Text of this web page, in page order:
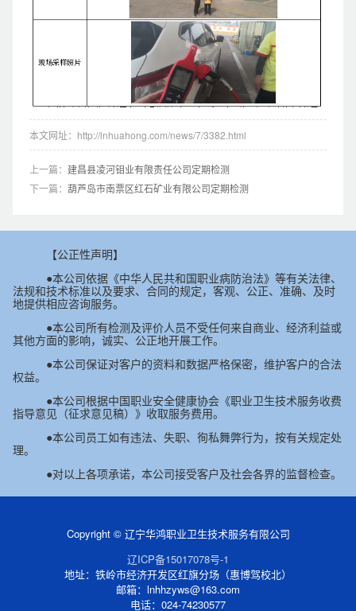
本文网址：http://lnhuahong.com/news/7/3382.html
上一篇： 建昌县凌河钼业有限责任公司定期检测
下一篇： 葫芦岛市南票区红石矿业有限公司定期检测
【公正性声明】
●本公司依据《中华人民共和国职业病防治法》等有关法律、
法规和技术标准以及要求、合同的规定，客观、公正、准确、及时
地提供相应咨询服务。
●本公司所有检测及评价人员不受任何来自商业、经济利益或
其他方面的影响，诚实、公正地开展工作。
●本公司保证对客户的资料和数据严格保密，维护客户的合法
权益。
●本公司根据中国职业安全健康协会《职业卫生技术服务收费
指导意见（征求意见稿）》收取服务费用。
●本公司员工如有违法、失职、徇私舞弊行为，按有关规定处
理。
●对以上各项承诺，本公司接受客户及社会各界的监督检查。
Copyright © 辽宁华鸿职业卫生技术服务有限公司
辽ICP备15017078号-1
地址：铁岭市经济开发区红旗分场（惠博驾校北）
邮箱：lnhhzyws@163.com
电话：024-74230577